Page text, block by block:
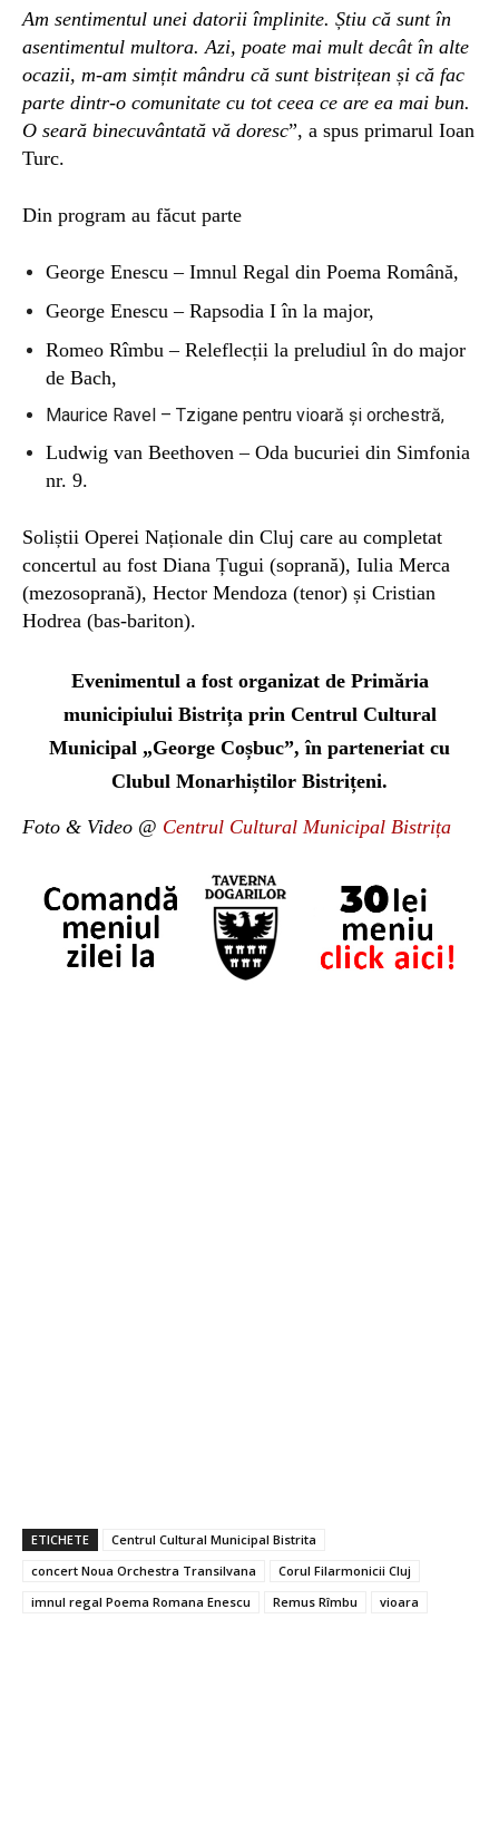
Am sentimentul unei datorii împlinite. Știu că sunt în
asentimentul multora. Azi, poate mai mult decât în alte
ocazii, m-am simțit mândru că sunt bistrițean și că fac
parte dintr-o comunitate cu tot ceea ce are ea mai bun.
O seară binecuvântată vă doresc”, a spus primarul Ioan
Turc.
Din program au făcut parte
George Enescu – Imnul Regal din Poema Română,
George Enescu – Rapsodia I în la major,
Romeo Rîmbu – Releflecții la preludiul în do major
de Bach,
Maurice Ravel – Tzigane pentru vioară și orchestră,
Ludwig van Beethoven – Oda bucuriei din Simfonia
nr. 9.
Soliștii Operei Naționale din Cluj care au completat
concertul au fost Diana Țugui (soprană), Iulia Merca
(mezosoprană), Hector Mendoza (tenor) și Cristian
Hodrea (bas-bariton).
Evenimentul a fost organizat de Primăria
municipiului Bistrița prin Centrul Cultural
Municipal „George Coșbuc”, în parteneriat cu
Clubul Monarhiștilor Bistrițeni.
Foto & Video @ Centrul Cultural Municipal Bistrița
ETICHETE
Centrul Cultural Municipal Bistrita
concert Noua Orchestra Transilvana
Corul Filarmonicii Cluj
imnul regal Poema Romana Enescu
Remus Rîmbu vioara